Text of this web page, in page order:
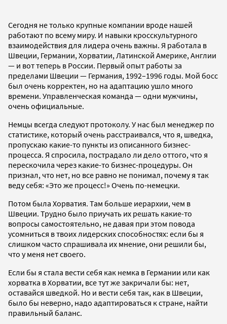
Сегодня не только крупные компании вроде нашей
работают по всему миру. И навыки кросскультурного
взаимодействия для лидера очень важны. Я работала в
Швеции, Германии, Хорватии, Латинской Америке, Англии
— и вот теперь в России. Первый опыт работы за
пределами Швеции — Германия, 1992–1996 годы. Мой босс
был очень корректен, но на адаптацию ушло много
времени. Управленческая команда — одни мужчины,
очень официальные.
Немцы всегда следуют протоколу. У нас был менеджер по
статистике, который очень расстраивался, что я, шведка,
пропускаю какие-то пункты из описанного бизнес-
процесса. Я спросила, пострадало ли дело оттого, что я
перескочила через какие-то бизнес-процедуры. Он
признал, что нет, но все равно не понимал, почему я так
веду себя: «Это же процесс!» Очень по-немецки.
Потом была Хорватия. Там больше иерархии, чем в
Швеции. Трудно было приучать их решать какие-то
вопросы самостоятельно, не давая при этом повода
усомниться в твоих лидерских способностях: если бы я
слишком часто спрашивала их мнение, они решили бы,
что у меня нет своего.
Если бы я стала вести себя как немка в Германии или как
хорватка в Хорватии, все тут же закричали бы: нет,
оставайся шведкой. Но и вести себя так, как в Швеции,
было бы неверно, надо адаптироваться к стране, найти
правильный баланс.